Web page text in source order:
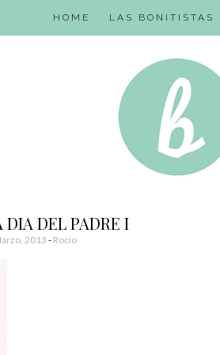
HOME LAS BONITISTAS
DIA DEL PADRE I
2013- Rocio